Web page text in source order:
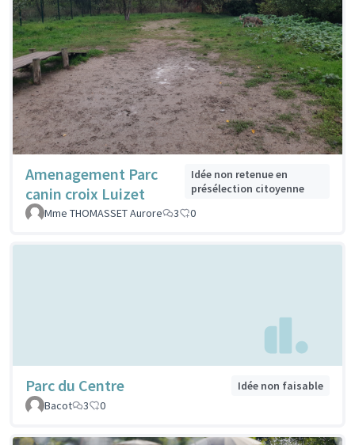
Amenagement Parc
canin croix Luizet
Idée non retenue en
présélection citoyenne
Mme THOMASSET Aurore
3 0
Parc du Centre
Idée non faisable
Bacot
3 0